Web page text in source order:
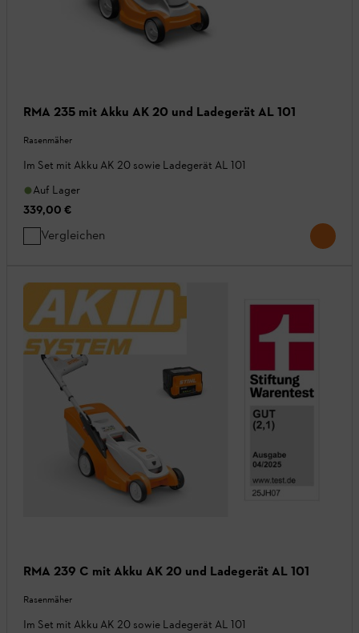
RMA 235 mit Akku AK 20 und Ladegerät AL 101
Rasenmäher
Im Set mit Akku AK 20 sowie Ladegerät AL 101
Auf Lager
339,00 €
Vergleichen
RMA 239 C mit Akku AK 20 und Ladegerät AL 101
Rasenmäher
Im Set mit Akku AK 20 sowie Ladegerät AL 101